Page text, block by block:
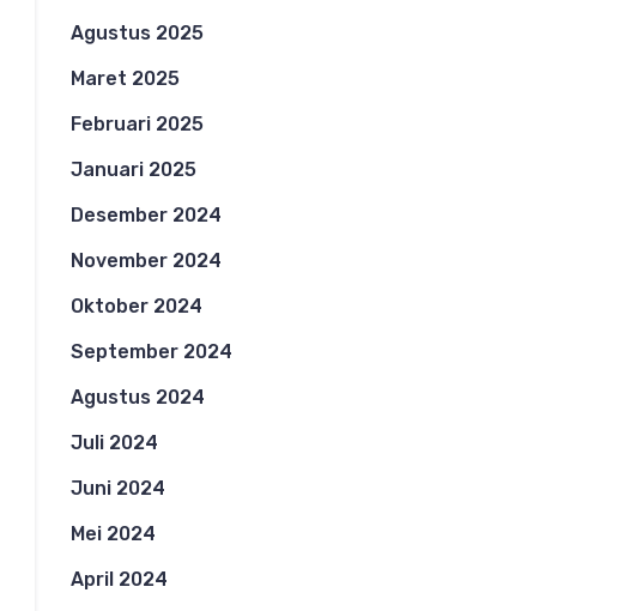
Agustus 2025
Maret 2025
Februari 2025
Januari 2025
Desember 2024
November 2024
Oktober 2024
September 2024
Agustus 2024
Juli 2024
Juni 2024
Mei 2024
April 2024